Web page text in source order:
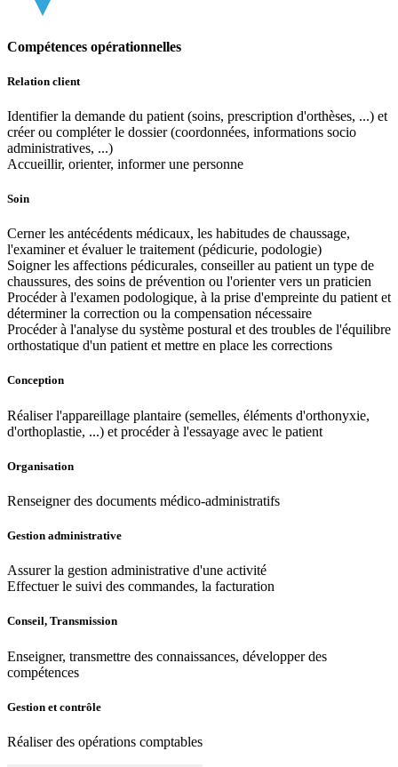
Compétences opérationnelles
Relation client
Identifier la demande du patient (soins, prescription d'orthèses, ...) et
créer ou compléter le dossier (coordonnées, informations socio
administratives, ...)
Accueillir, orienter, informer une personne
Soin
Cerner les antécédents médicaux, les habitudes de chaussage,
l'examiner et évaluer le traitement (pédicurie, podologie)
Soigner les affections pédicurales, conseiller au patient un type de
chaussures, des soins de prévention ou l'orienter vers un praticien
Procéder à l'examen podologique, à la prise d'empreinte du patient et
déterminer la correction ou la compensation nécessaire
Procéder à l'analyse du système postural et des troubles de l'équilibre
orthostatique d'un patient et mettre en place les corrections
Conception
Réaliser l'appareillage plantaire (semelles, éléments d'orthonyxie,
d'orthoplastie, ...) et procéder à l'essayage avec le patient
Organisation
Renseigner des documents médico-administratifs
Gestion administrative
Assurer la gestion administrative d'une activité
Effectuer le suivi des commandes, la facturation
Conseil, Transmission
Enseigner, transmettre des connaissances, développer des
compétences
Gestion et contrôle
Réaliser des opérations comptables